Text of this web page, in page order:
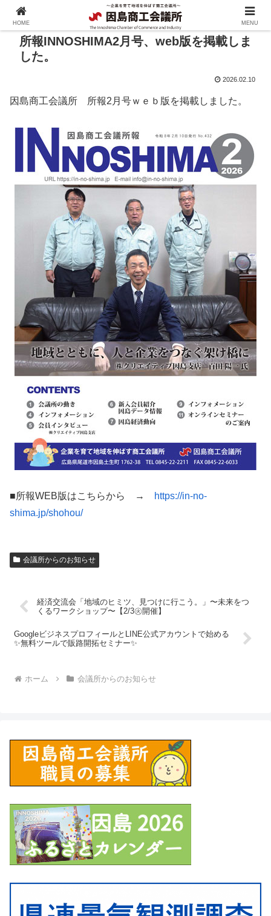
所報INNOSHIMA2月号、web版を掲載しま
した。
2026.02.10
因島商工会議所 所報2月号ｗｅｂ版を掲載しました。
■所報WEB版はこちらから →
https://in-no-
shima.jp/shohou/
会議所からのお知らせ
経済交流会「地域のヒミツ、見つけに行こう。」〜未来をつ
くるワークショップ〜【2/3㊋開催】
GoogleビジネスプロフィールとLINE公式アカウントで始める
✨無料ツールで販路開拓セミナー✨
ホーム 会議所からのお知らせ
HOME MENU